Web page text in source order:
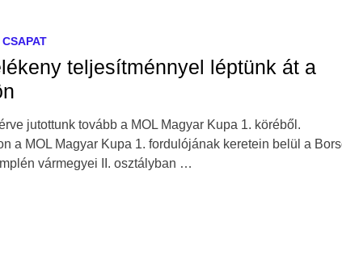
teljesítménnyel léptünk át a
jutottunk tovább a MOL Magyar Kupa 1. köréből.
a MOL Magyar Kupa 1. fordulójának keretein belül a
vármegyei II. osztályban …